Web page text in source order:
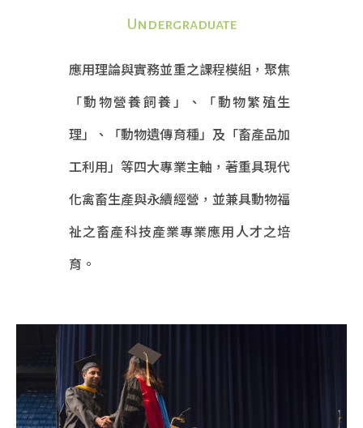
Undergraduate
應用理論與實務並重之課程模組，聚焦
「動物營養飼養」、「動物繁殖生
理」、「動物遺傳育種」及「畜產品加
工利用」等四大專業主軸，著重具現代
化禽畜生產與永續經營，並兼具動物福
祉之畜產科技產業專業應用人才之培
育。